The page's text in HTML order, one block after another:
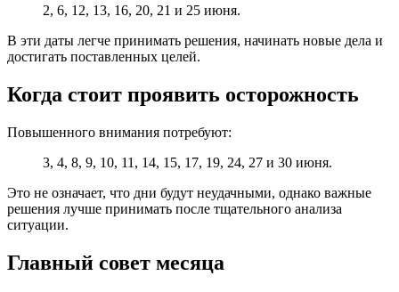
2, 6, 12, 13, 16, 20, 21 и 25 июня.
В эти даты легче принимать решения, начинать новые дела и
достигать поставленных целей.
Когда стоит проявить осторожность
Повышенного внимания потребуют:
3, 4, 8, 9, 10, 11, 14, 15, 17, 19, 24, 27 и 30 июня.
Это не означает, что дни будут неудачными, однако важные
решения лучше принимать после тщательного анализа
ситуации.
Главный совет месяца